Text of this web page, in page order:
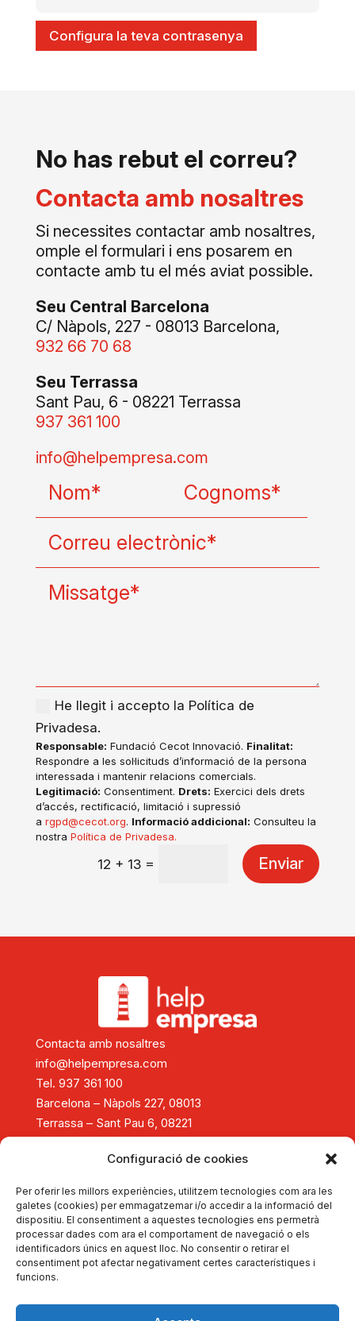
Configuració de cookies
Per oferir les millors experiències, utilitzem tecnologies com ara les
galetes (cookies) per emmagatzemar i/o accedir a la informació del
dispositiu. El consentiment a aquestes tecnologies ens permetrà
processar dades com ara el comportament de navegació o els
identificadors únics en aquest lloc. No consentir o retirar el
consentiment pot afectar negativament certes característiques i
funcions.
Configura la teva contrasenya
No has rebut el correu?
Contacta amb nosaltres
Si necessites contactar amb nosaltres,
omple el formulari i ens posarem en
contacte amb tu el més aviat possible.
Seu Central Barcelona
C/ Nàpols, 227 - 08013 Barcelona,
932 66 70 68
Seu Terrassa
Sant Pau, 6 - 08221 Terrassa
937 361 100
info@helpempresa.com
He llegit i accepto la Política de
Privadesa.
Responsable: Fundació Cecot Innovació. Finalitat:
Respondre a les sol·licituds d’informació de la persona
interessada i mantenir relacions comercials.
Legitimació: Consentiment. Drets: Exercici dels drets
d’accés, rectificació, limitació i supressió
a rgpd@cecot.org. Informació addicional: Consulteu la
nostra Política de Privadesa.
12 + 13 = Enviar
Contacta amb nosaltres
info@helpempresa.com
Tel. 937 361 100
Barcelona – Nàpols 227, 08013
Terrassa – Sant Pau 6, 08221
Consolidació i creixement empresarial
Tancament d'empreses
Formació
Actualitat
Autodiagnostica't
Dona't d'alta
Portal d'Experts